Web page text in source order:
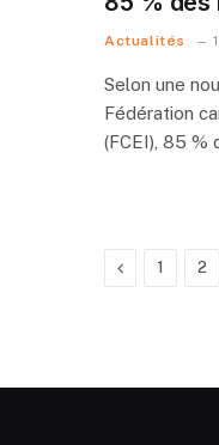
Actualités
Selon une
Fédération
(FCEI), 85 %
Previous
1 2